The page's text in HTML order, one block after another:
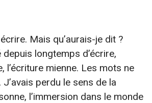
Mais qu’aurais-je dit ?
depuis longtemps d’écrire,
l’écriture mienne. Les mots ne
perdu le sens de la
l’immersion dans le monde